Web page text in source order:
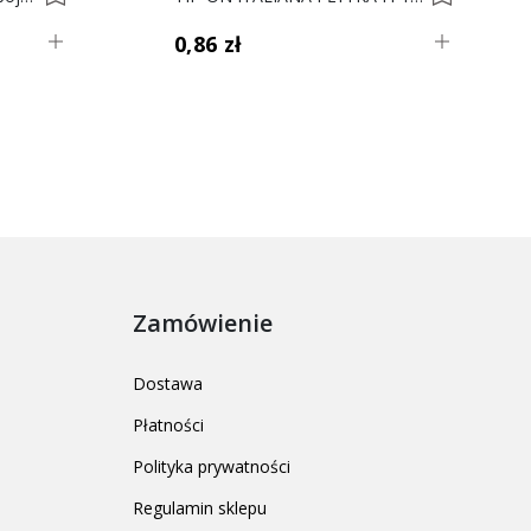
0,86 zł
Zamówienie
Dostawa
Płatności
Polityka prywatności
Regulamin sklepu